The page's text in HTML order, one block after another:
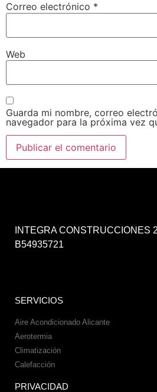
Correo electrónico *
Web
Guarda mi nombre, correo
navegador para la próxima vez
INTEGRA CONSTRUCCIONES
B54935721
SERVICIOS
Aire Acondicionado Alicante
Aerotermia
Climatización
Calefacción
PRIVACIDAD